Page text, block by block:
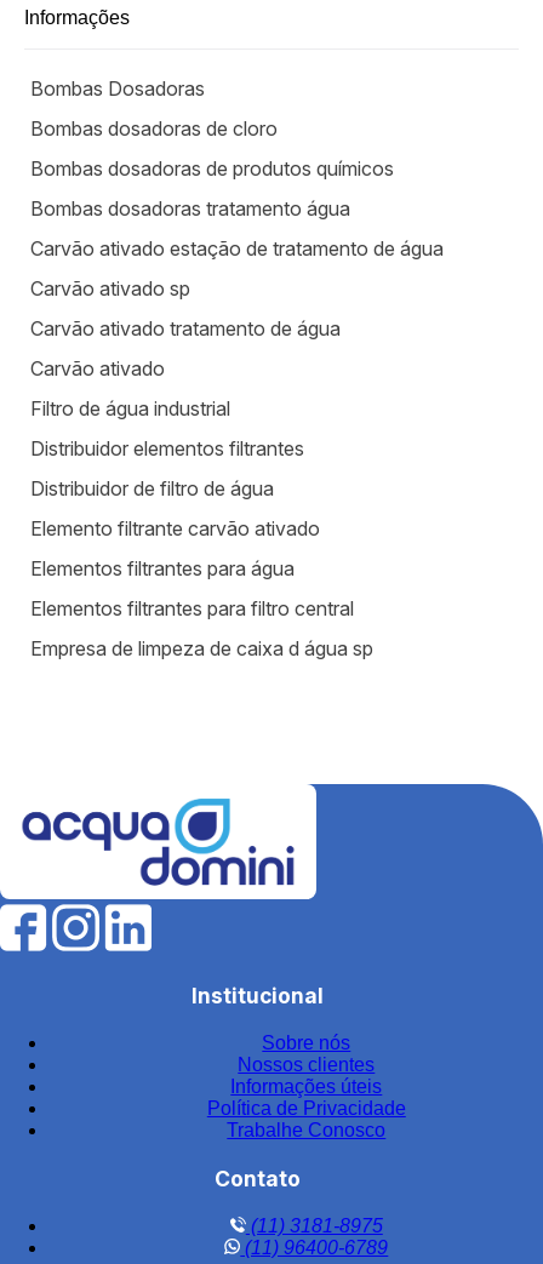
Informações
Bombas Dosadoras
Bombas dosadoras de cloro
Bombas dosadoras de produtos químicos
Bombas dosadoras tratamento água
Carvão ativado estação de tratamento de água
Carvão ativado sp
Carvão ativado tratamento de água
Carvão ativado
Filtro de água industrial
Distribuidor elementos filtrantes
Distribuidor de filtro de água
Elemento filtrante carvão ativado
Elementos filtrantes para água
Elementos filtrantes para filtro central
Empresa de limpeza de caixa d água sp
Fábrica de filtros para tratamento de água
Fabricantes de elementos filtrantes
Filtro de água para indústria
Filtro de água industrial
Filtro de carvão ativado para água
Filtro de carvão ativado industrial
Filtro de carvão ativado para tratamento de água
Filtro de carvão preço
Filtro central de água
Institucional
Sobre nós
Nossos clientes
Informações úteis
Política de Privacidade
Trabalhe Conosco
Contato
(11) 3181-8975
(11) 96400-6789